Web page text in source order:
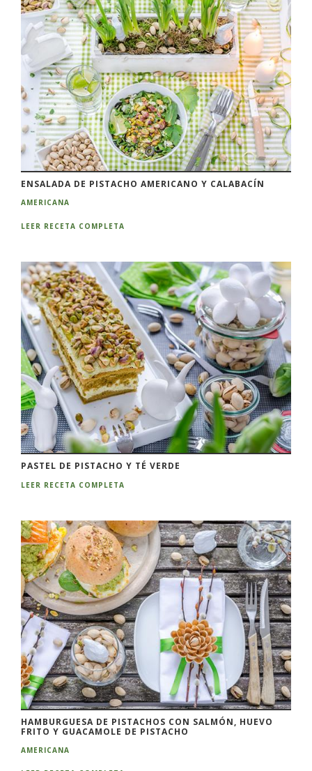
ENSALADA DE PISTACHO AMERICANO Y CALABACÍN
AMERICANA
LEER RECETA COMPLETA
PASTEL DE PISTACHO Y TÉ VERDE
LEER RECETA COMPLETA
HAMBURGUESA DE PISTACHOS CON SALMÓN, HUEVO
FRITO Y GUACAMOLE DE PISTACHO
AMERICANA